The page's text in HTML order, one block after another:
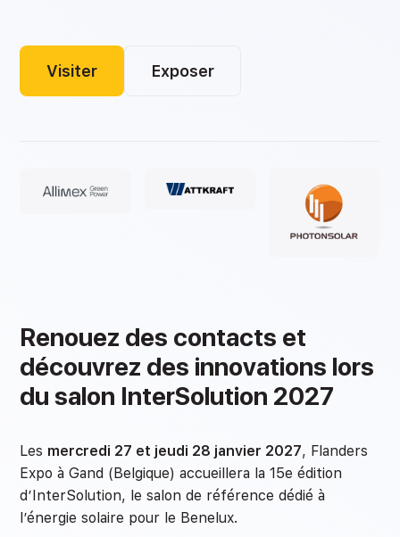
Visiter Exposer
Renouez des contacts et
découvrez des innovations lors
du salon InterSolution 2027
Les mercredi 27 et jeudi 28 janvier 2027, Flanders
Expo à Gand (Belgique) accueillera la 15e édition
d’InterSolution, le salon de référence dédié à
l’énergie solaire pour le Benelux.